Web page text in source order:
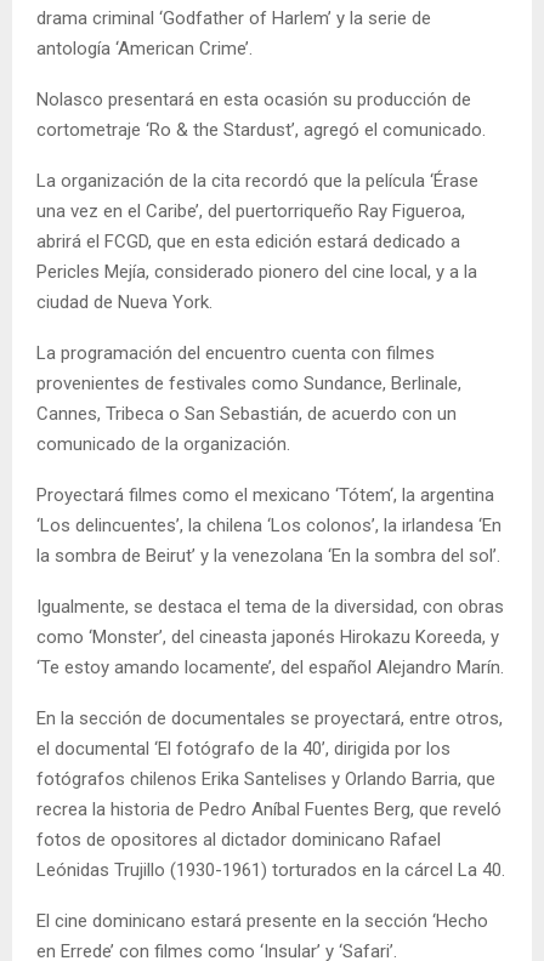
drama criminal ‘Godfather of Harlem’ y la serie de
antología ‘American Crime’.
Nolasco presentará en esta ocasión su producción de
cortometraje ‘Ro & the Stardust’, agregó el comunicado.
La organización de la cita recordó que la película ‘Érase
una vez en el Caribe’, del puertorriqueño Ray Figueroa,
abrirá el FCGD, que en esta edición estará dedicado a
Pericles Mejía, considerado pionero del cine local, y a la
ciudad de Nueva York.
La programación del encuentro cuenta con filmes
provenientes de festivales como Sundance, Berlinale,
Cannes, Tribeca o San Sebastián, de acuerdo con un
comunicado de la organización.
Proyectará filmes como el mexicano ‘Tótem‘, la argentina
‘Los delincuentes’, la chilena ‘Los colonos’, la irlandesa ‘En
la sombra de Beirut’ y la venezolana ‘En la sombra del sol’.
Igualmente, se destaca el tema de la diversidad, con obras
como ‘Monster’, del cineasta japonés Hirokazu Koreeda, y
‘Te estoy amando locamente’, del español Alejandro Marín.
En la sección de documentales se proyectará, entre otros,
el documental ‘El fotógrafo de la 40’, dirigida por los
fotógrafos chilenos Erika Santelises y Orlando Barria, que
recrea la historia de Pedro Aníbal Fuentes Berg, que reveló
fotos de opositores al dictador dominicano Rafael
Leónidas Trujillo (1930-1961) torturados en la cárcel La 40.
El cine dominicano estará presente en la sección ‘Hecho
en Errede’ con filmes como ‘Insular’ y ‘Safari’.